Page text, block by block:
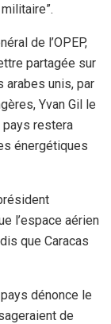
de l’OPEP,
partagée sur
arabes unis, par
Yvan Gil le
restera
énergétiques
l’espace aérien
que Caracas
dénonce le
de